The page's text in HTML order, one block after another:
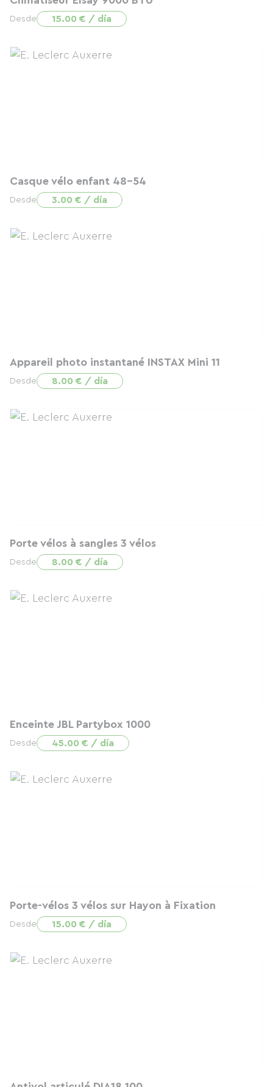
Desde 15.00 € / día
Casque vélo enfant 48-54
Desde 3.00 € / día
Appareil photo instantané INSTAX Mini 11
Desde 8.00 € / día
Porte vélos à sangles 3 vélos
Desde 8.00 € / día
Enceinte JBL Partybox 1000
Desde 45.00 € / día
Porte-vélos 3 vélos sur Hayon à Fixation
Desde 15.00 € / día